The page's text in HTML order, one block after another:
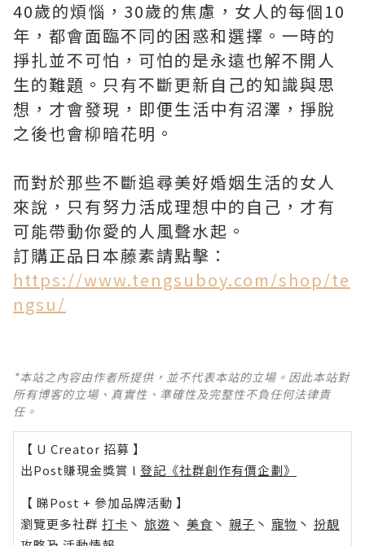
40歲的煩惱，30歲的焦慮，女人的每個10
年，都會面臨不同的困惑和選擇。一時的
掙扎並不可怕，可怕的是永遠也解不開人
生的難題。只有不斷更新自己的知識與思
想，才會發現，即便生活中有沼澤，掙脫
之後也會柳暗花明。
而對於那些不斷追尋美好婚姻生活的女人
來說，只有努力活成理想中的自己，才有
可能帶動你愛的人風聲水起。
訂購正品日本藤素請點擊：
https://www.tengsuboy.com/shop/te
ngsu/
*本站之內容由作者所提供，並不代表本站的立場。因此本站對
所有博客的立場、真實性、準確性及完整性不負任何法律責
任。
【 U Creator 招募 】
出Post賺現金獎賞 l 登記《社群創作有價企劃》
【 睇Post + 參加品牌活動 】
瀏覽更多社群 打卡 丶 旅遊 丶 美食 丶 親子 丶 寵物 丶 扮靚